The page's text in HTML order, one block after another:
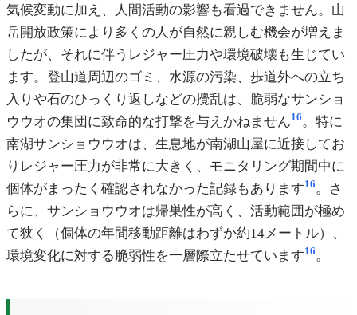
気候変動に加え、人間活動の影響も看過できません。山
岳開放政策により多くの人が自然に親しむ機会が増えま
したが、それに伴うレジャー圧力や環境破壊も生じてい
ます。登山道周辺のゴミ、水源の污染、歩道外への立ち
入りや石のひっくり返しなどの攪乱は、脆弱なサンショ
ウウオの集団に致命的な打撃を与えかねません16 。特に
南湖サンショウウオは、生息地が南湖山屋に近接してお
りレジャー圧力が非常に大きく、モニタリング期間中に
個体がまったく確認されなかった記録もあります16 。さ
らに、サンショウウオは帰巣性が高く、活動範囲が極め
て狭く（個体の年間移動距離はわずか約14メートル）、
環境変化に対する脆弱性を一層際立たせています16 。